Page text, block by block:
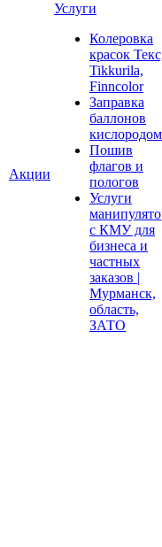
Акции
Услуги
Колеровка
красок
Tikkurila,
Finncolor
Заправка
баллонов
кислородом
Пошив
флагов и
пологов
Услуги
с КМУ для
бизнеса и
частных
заказов |
Мурманск,
область,
ЗАТО